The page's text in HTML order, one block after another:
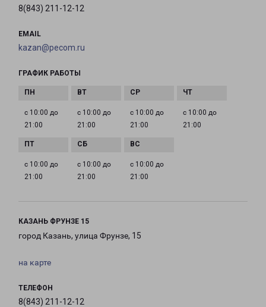
8(843) 211-12-12
EMAIL
kazan@pecom.ru
ГРАФИК РАБОТЫ
с 10:00 до
21:00
с 10:00 до
21:00
с 10:00 до
21:00
с 10:00 до
21:00
с 10:00 до
21:00
с 10:00 до
21:00
с 10:00 до
21:00
КАЗАНЬ ФРУНЗЕ 15
город Казань, улица Фрунзе, 15
на карте
ТЕЛЕФОН
8(843) 211-12-12